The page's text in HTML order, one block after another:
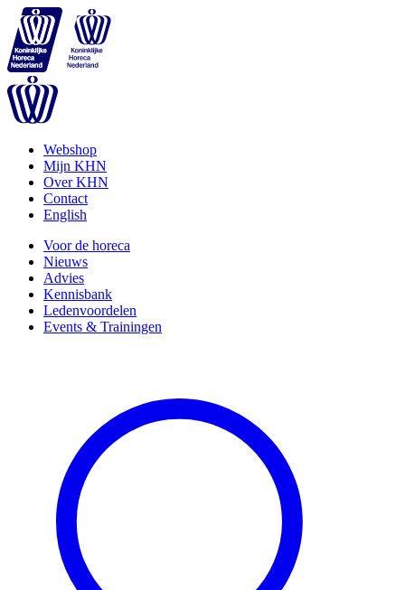
Webshop
Mijn KHN
Over KHN
Contact
English
Voor de horeca
Nieuws
Advies
Kennisbank
Ledenvoordelen
Events & Trainingen